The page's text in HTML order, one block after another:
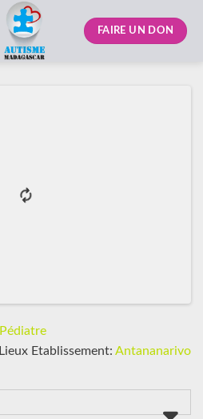
FAIRE UN DON
Pédiatre
Lieux Etablissement: Antananarivo